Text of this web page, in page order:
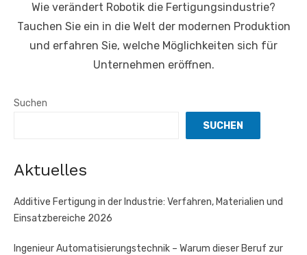
Wie verändert Robotik die Fertigungsindustrie?
Tauchen Sie ein in die Welt der modernen Produktion
und erfahren Sie, welche Möglichkeiten sich für
Unternehmen eröffnen.
Suchen
SUCHEN
Aktuelles
Additive Fertigung in der Industrie: Verfahren, Materialien und
Einsatzbereiche 2026
Ingenieur Automatisierungstechnik – Warum dieser Beruf zur